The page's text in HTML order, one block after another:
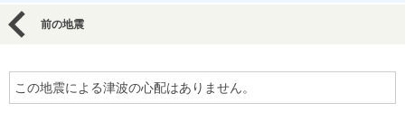
前の地震
この地震による津波の心配はありません。